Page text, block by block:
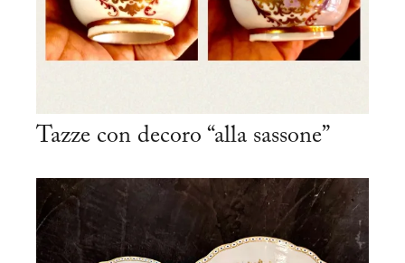
Tazze con decoro “alla sassone”